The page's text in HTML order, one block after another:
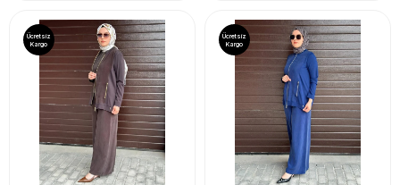
Ücretsiz
Kargo
Ücretsiz
Kargo